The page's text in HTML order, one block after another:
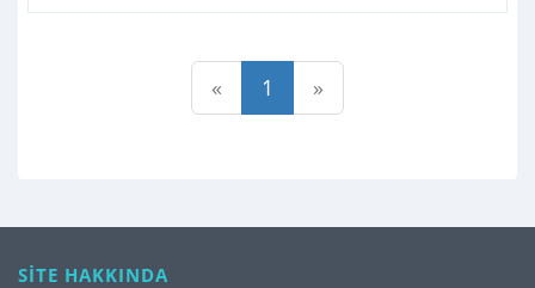
« 1 »
SİTE HAKKINDA